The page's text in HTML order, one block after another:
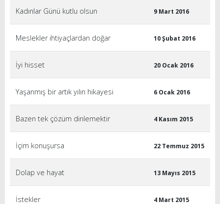
Kadınlar Günü kutlu olsun 9 Mart 2016
Meslekler ihtiyaçlardan doğar 10 Şubat 2016
İyi hisset 20 Ocak 2016
Yaşanmış bir artık yılın hikayesi 6 Ocak 2016
Bazen tek çözüm dinlemektir 4 Kasım 2015
İçim konuşursa 22 Temmuz 2015
Dolap ve hayat 13 Mayıs 2015
İstekler 4 Mart 2015